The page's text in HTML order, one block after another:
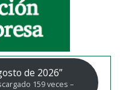
de 2026”
159 veces –